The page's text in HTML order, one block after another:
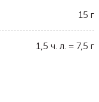
15 г
1,5 ч. л. = 7,5 г